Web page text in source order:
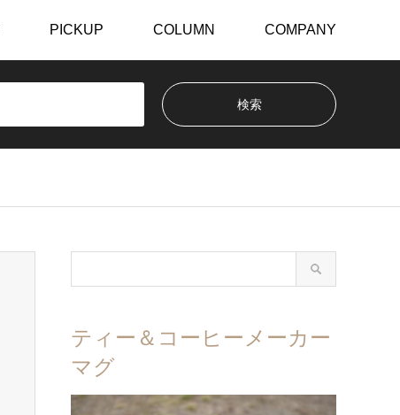
PICKUP COLUMN COMPANY
ティー＆コーヒーメーカー
マグ